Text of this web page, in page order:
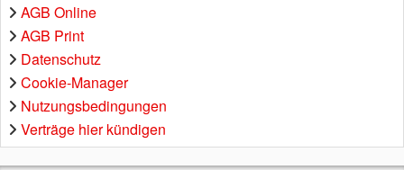
AGB Online
AGB Print
Datenschutz
Cookie-Manager
Nutzungsbedingungen
Verträge hier kündigen